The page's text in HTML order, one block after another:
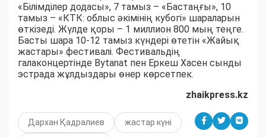
«Білімділер додасы», 7 тамыз – «Бастаңғы», 10
тамыз – «КТК: облыс әкімінің кубогі» шараларын
өткізеді. Жүлде қоры – 1 миллион 800 мың теңге.
Басты шара 10-12 тамыз күндері өтетін «Жайық
жастары» фестивалі. Фестивальдің
галаконцертінде Bytanat пен Еркеш Хасен сынды
эстрада жұлдыздары өнер көрсетпек.
zhaikpress.kz
Дархан Қадралиев жастар күні